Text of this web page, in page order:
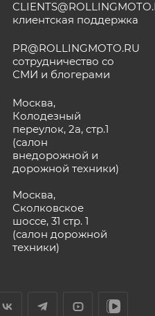
клиентская поддержка
PR@ROLLINGMOTO.RU
сотрудничество со
СМИ и блогерами
Москва,
Колодезный
переулок, 2а, стр.1
(салон
внедорожной и
дорожной техники)
Москва,
Сколковское
шоссе, 31 стр. 1
(салон дорожной
техники)